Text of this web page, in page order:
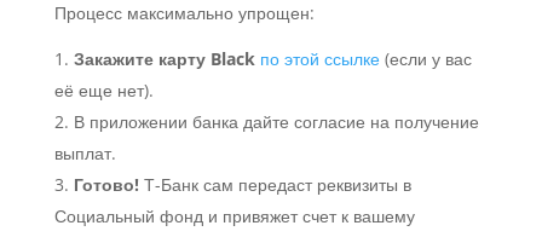
Процесс максимально упрощен:
Закажите карту Black по этой ссылке(если у вас
её еще нет).
В приложении банка дайте согласие на получение
выплат.
Готово!Т-Банк сам передаст реквизиты в
Социальный фонд и привяжет счет к вашему